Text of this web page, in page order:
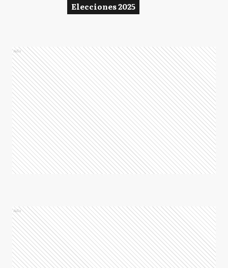
Elecciones 2025
Ads
Ads